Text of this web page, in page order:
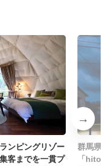
ンピングリゾー
客までを一貫プ
群馬県
「